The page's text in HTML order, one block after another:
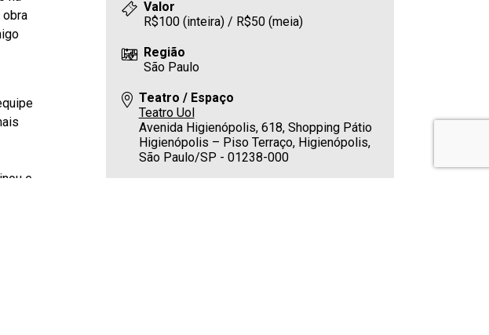
e
Valor
R$100 (inteira) / R$50 (meia)
Região
São Paulo
Teatro / Espaço
Teatro Uol
Avenida Higienópolis, 618, Shopping Pátio
Higienópolis – Piso Terraço, Higienópolis,
São Paulo/SP - 01238-000